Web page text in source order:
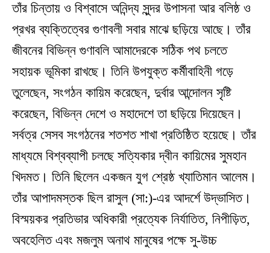
তাঁর চিন্তায় ও বিশ্বাসে অনিন্দ্য সুন্দর উপাসনা আর বলিষ্ঠ ও
প্রখর ব্যক্তিত্বের গুণাবলী সবার মাঝে ছড়িয়ে আছে। তাঁর
জীবনের বিভিন্ন গুণাবলি আমাদেরকে সঠিক পথ চলতে
সহায়ক ভূমিকা রাখছে। তিনি উপযুক্ত কর্মীবাহিনী গড়ে
তুলেছেন, সংগঠন কায়িম করেছেন, দুর্বার আন্দোলন সৃষ্টি
করেছেন, বিভিন্ন দেশে ও মহাদেশে তা ছড়িয়ে দিয়েছেন।
সর্বত্র সেসব সংগঠনের শতশত শাখা প্রতিষ্ঠিত হয়েছে। তাঁর
মাধ্যমে বিশ্বব্যাপী চলছে সত্যিকার দ্বীন কায়িমের সুমহান
খিদমত। তিনি ছিলেন একজন যুগ শ্রেষ্ঠ খ্যাতিমান আলেম।
তাঁর আপাদমস্তক ছিল রাসুল (সা:)-এর আদর্শে উদ্ভাসিত।
বিস্ময়কর প্রতিভার অধিকারী প্রত্যেক নির্যাতিত, নিপীড়িত,
অবহেলিত এবং মজলুম অনাথ মানুষের পক্ষে সু-উচ্চ